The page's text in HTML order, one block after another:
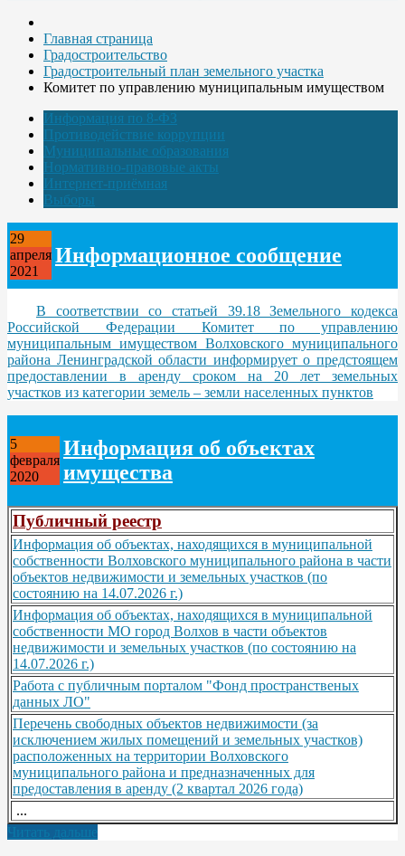
Главная страница
Градостроительство
Градостроительный план земельного участка
Комитет по управлению муниципальным имуществом
Информация по 8-ФЗ
Противодействие коррупции
Муниципальные образования
Нормативно-правовые акты
Интернет-приёмная
Выборы
29
апреля
2021
Информационное сообщение
В соответствии со статьей 39.18 Земельного кодекса
Российской Федерации Комитет по управлению
муниципальным имуществом Волховского муниципального
района Ленинградской области информирует о предстоящем
предоставлении в аренду сроком на 20 лет земельных
участков из категории земель – земли населенных пунктов
5
февраля
2020
Информация об объектах
имущества
Публичный реестр
Информация об объектах, находящихся в муниципальной
собственности Волховского муниципального района в части
объектов недвижимости и земельных участков (по
состоянию на 14.07.2026 г.)
Информация об объектах, находящихся в муниципальной
собственности МО город Волхов в части объектов
недвижимости и земельных участков (по состоянию на
14.07.2026 г.)
Работа с публичным порталом "Фонд пространственых
данных ЛО"
Перечень свободных объектов недвижимости (за
исключением жилых помещений и земельных участков)
расположенных на территории Волховского
муниципального района и предназначенных для
предоставления в аренду (2 квартал 2026 года)
...
Читать дальше